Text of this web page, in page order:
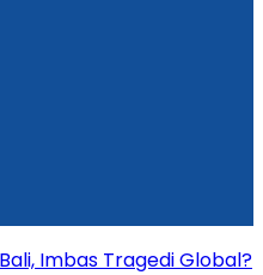
Imbas Tragedi Global?